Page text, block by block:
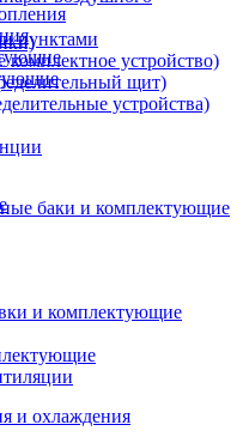
пунктами
устройство)
щит)
устройства)
баки и комплектующие
и комплектующие
и охлаждения